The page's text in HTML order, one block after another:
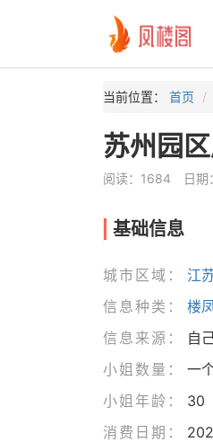
当前位置： 首页
苏州园
阅读：1684 日
基础信息
城市区域： 江
信息种类：
楼
信息来源：
自
小姐数量：
一
小姐年龄：
30
消费日期：